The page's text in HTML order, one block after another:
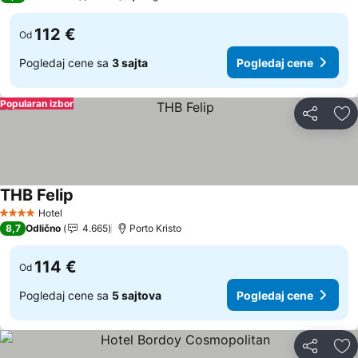
Od 112 €
Pogledaj cene sa 3 sajta Pogledaj cene
Deli
Popularan izbor
4 ZvezdiceHotel
THB Felip
8,7 Odlično 4.665 Porto Kristo
Od 114 €
Pogledaj cene sa 5 sajtova Pogledaj cene
Deli